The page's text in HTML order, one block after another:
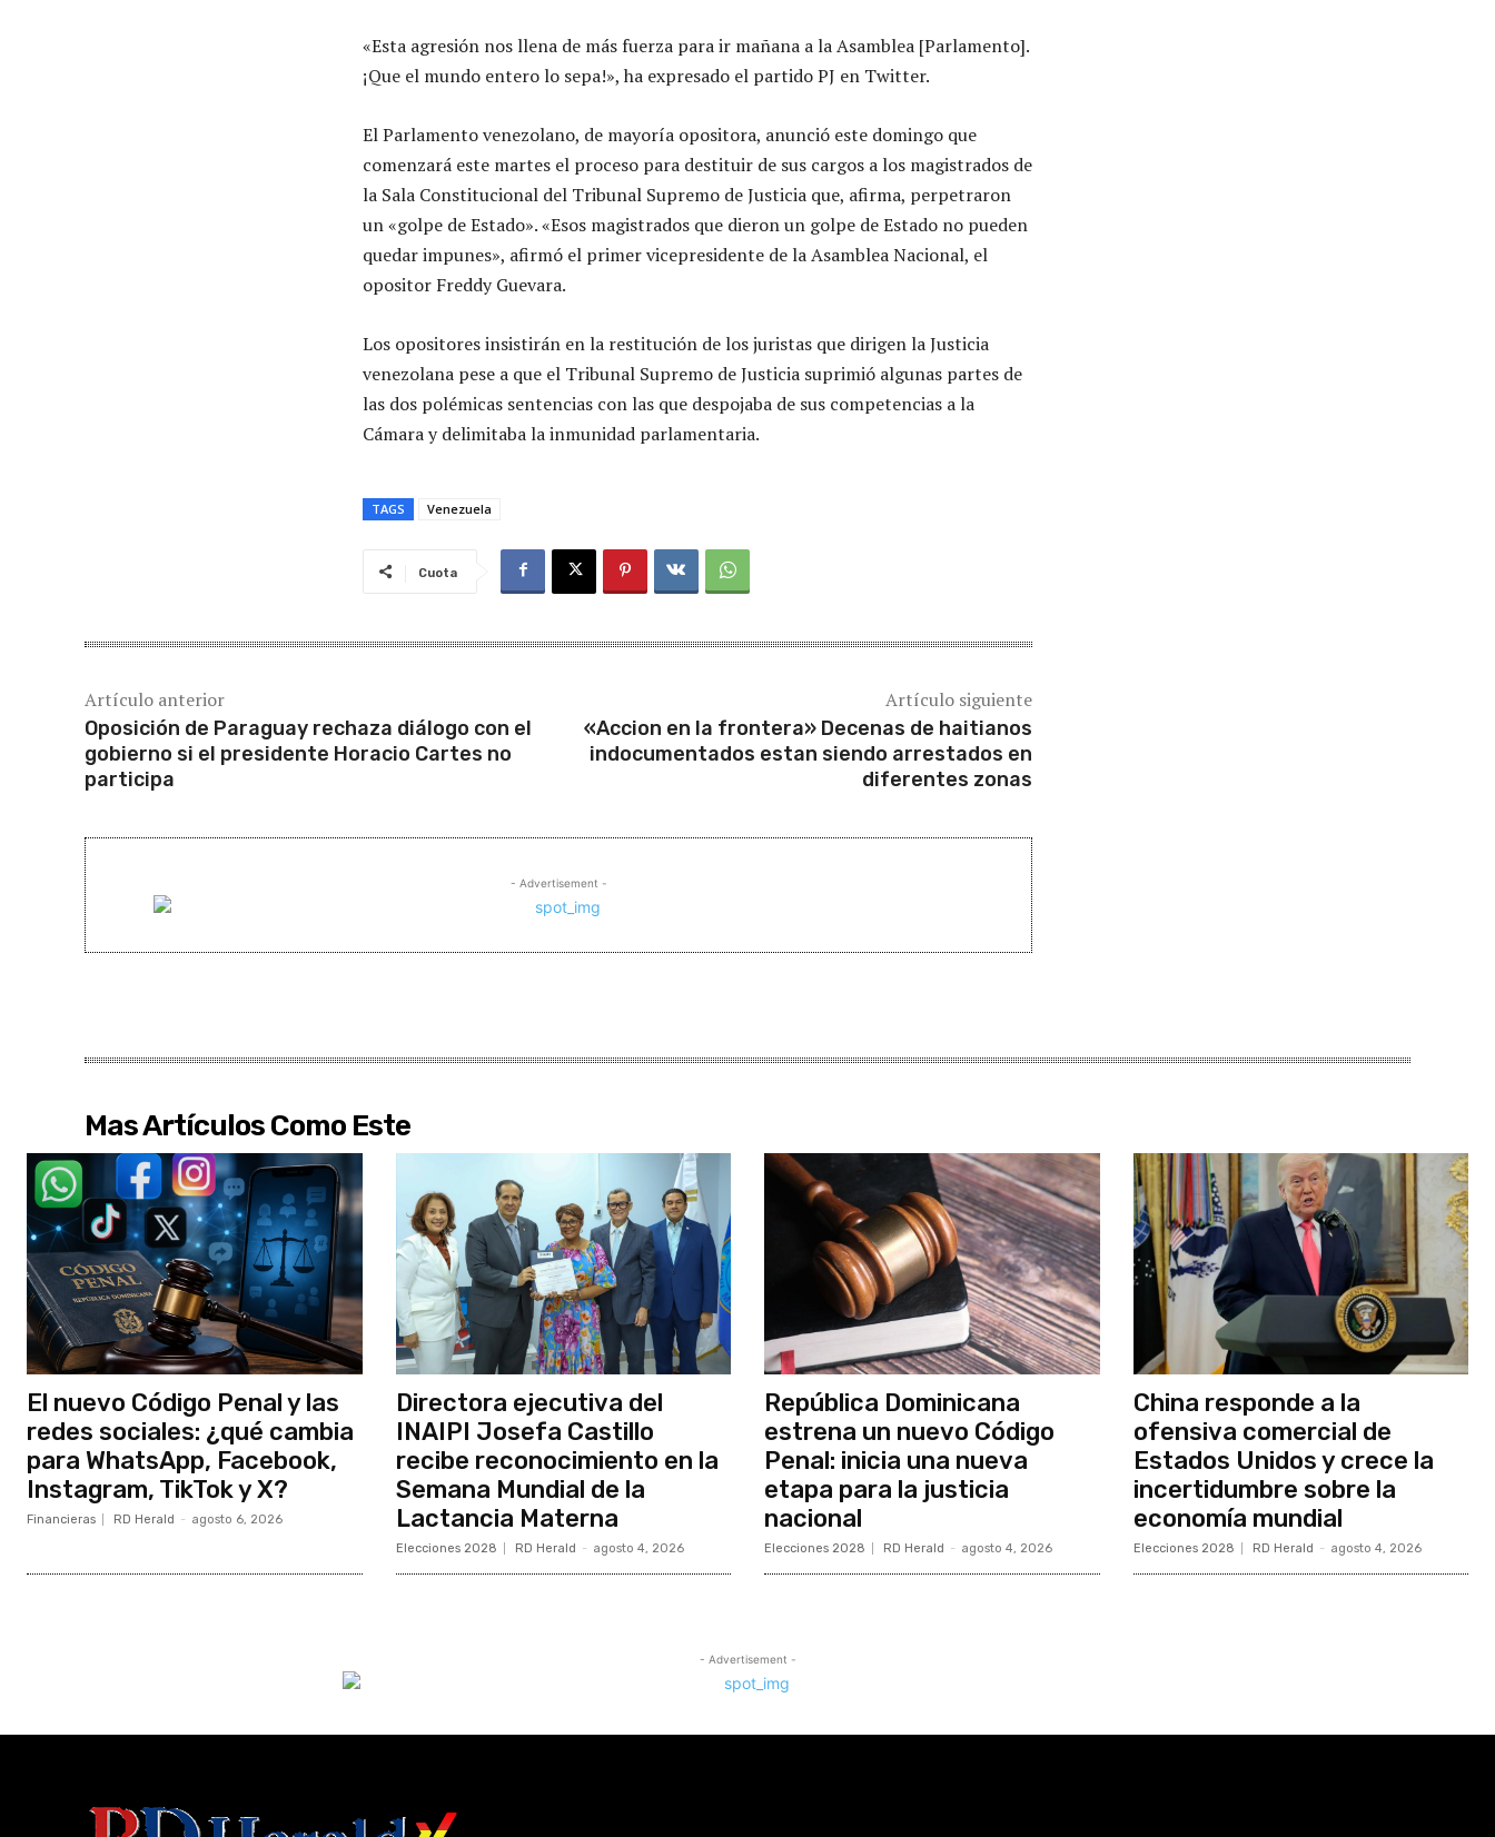
«Esta agresión nos llena de más fuerza para ir mañana a la Asamblea [Parlamento].
¡Que el mundo entero lo sepa!», ha expresado el partido PJ en Twitter.
El Parlamento venezolano, de mayoría opositora, anunció este domingo que
comenzará este martes el proceso para destituir de sus cargos a los magistrados de
la Sala Constitucional del Tribunal Supremo de Justicia que, afirma, perpetraron
un «golpe de Estado». «Esos magistrados que dieron un golpe de Estado no pueden
quedar impunes», afirmó el primer vicepresidente de la Asamblea Nacional, el
opositor Freddy Guevara.
Los opositores insistirán en la restitución de los juristas que dirigen la Justicia
venezolana pese a que el Tribunal Supremo de Justicia suprimió algunas partes de
las dos polémicas sentencias con las que despojaba de sus competencias a la
Cámara y delimitaba la inmunidad parlamentaria.
TAGS Venezuela
Cuota
Artículo anterior
Oposición de Paraguay rechaza diálogo con el
gobierno si el presidente Horacio Cartes no
participa
Artículo siguiente
«Accion en la frontera» Decenas de haitianos
indocumentados estan siendo arrestados en
diferentes zonas
- Advertisement -
Mas Artículos Como Este
El nuevo Código Penal y las
redes sociales: ¿qué cambia
para WhatsApp, Facebook,
Instagram, TikTok y X?
Financieras RD Herald - agosto 6, 2026
Directora ejecutiva del
INAIPI Josefa Castillo
recibe reconocimiento en la
Semana Mundial de la
Lactancia Materna
Elecciones 2028 RD Herald - agosto 4, 2026
República Dominicana
estrena un nuevo Código
Penal: inicia una nueva
etapa para la justicia
nacional
Elecciones 2028 RD Herald - agosto 4, 2026
China responde a la
ofensiva comercial de
Estados Unidos y crece la
incertidumbre sobre la
economía mundial
Elecciones 2028 RD Herald - agosto 4, 2026
- Advertisement -